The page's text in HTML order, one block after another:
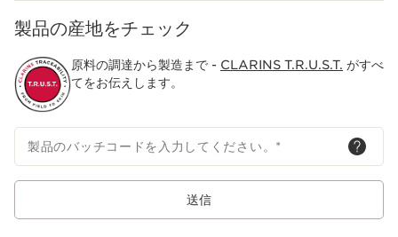
*1 年齢に応じたお手入れのこと
*2 ハイビスカス花エキス(整肌成分)
*3 パルミトイルトリペプチド－５(整肌成分)
*4 水を含む(ISO16128に準拠)
製品の産地をチェック
原料の調達から製造まで - CLARINS T.R.U.S.T. がすべ
てをお伝えします。
製品のバッチコードを入力してください。 *
送信